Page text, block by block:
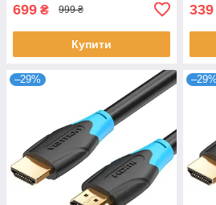
699 ₴ 999 ₴
Купити
339
–29% –29%